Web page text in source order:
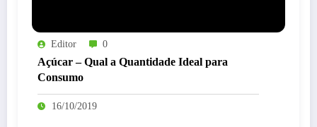
Editor 0
Açúcar – Qual a Quantidade Ideal para
Consumo
16/10/2019